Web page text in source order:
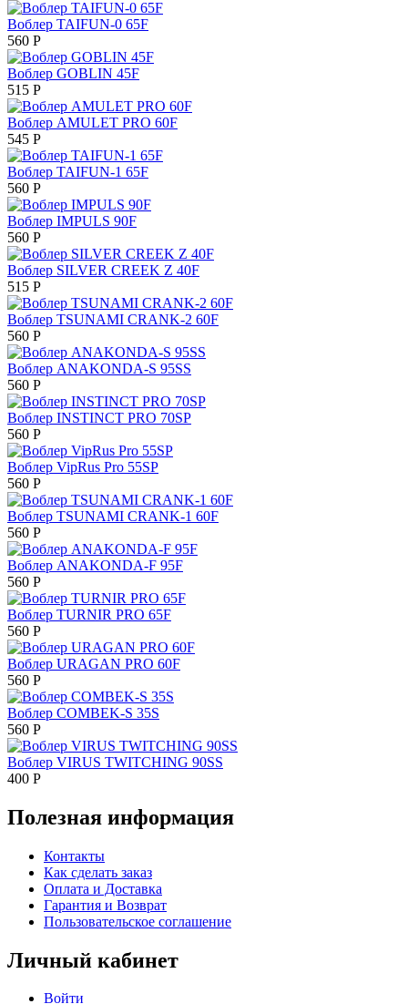
Воблер TAIFUN-0 65F
560 Р
Воблер GOBLIN 45F
515 Р
Воблер AMULET PRO 60F
545 Р
Воблер TAIFUN-1 65F
560 Р
Воблер IMPULS 90F
560 Р
Воблер SILVER CREEK Z 40F
515 Р
Воблер TSUNAMI CRANK-2 60F
560 Р
Воблер ANAKONDA-S 95SS
560 Р
Воблер INSTINCT PRO 70SP
560 Р
Воблер VipRus Pro 55SP
560 Р
Воблер TSUNAMI CRANK-1 60F
560 Р
Воблер ANAKONDA-F 95F
560 Р
Воблер TURNIR PRO 65F
560 Р
Воблер URAGAN PRO 60F
560 Р
Воблер COMBEK-S 35S
560 Р
Воблер VIRUS TWITCHING 90SS
400 Р
Полезная информация
Контакты
Как сделать заказ
Оплата и Доставка
Гарантия и Возврат
Пользовательское соглашение
Личный кабинет
Войти